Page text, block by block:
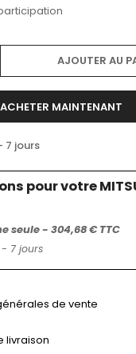
AJOUTER AU
ACHETER MAINTENANT
7 jours
pour votre
seule - 304,68 € TTC
7 jours
de vente
livraison